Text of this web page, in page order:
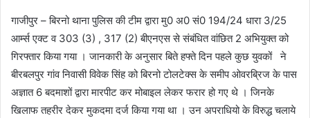
गाजीपुर – बिरनो थाना पुलिस की टीम द्वारा मु0 अ0 सं0 194/24 धारा 3/25
आर्म्स एक्ट व 303 (3) , 317 (2) बीएनएस से संबंधित वांछित 2 अभियुक्त को
गिरफ्तार किया गया । जानकारी के अनुसार बिते हफ्ते दिन पहले कुछ युवकों ने
बीरबलपुर गांव निवासी विवेक सिंह को बिरनो टोलटेक्स के समीप ओवरब्रिज के पास
अज्ञात 6 बदमाशों द्वारा मारपीट कर मोबाइल लेकर फरार हो गए थे । जिनके
खिलाफ तहरीर देकर मुकदमा दर्ज किया गया था । उन अपराधियो के विरुद्ध चलाये